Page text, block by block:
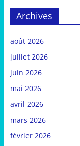
Archives
août 2026
juillet 2026
juin 2026
mai 2026
avril 2026
mars 2026
février 2026